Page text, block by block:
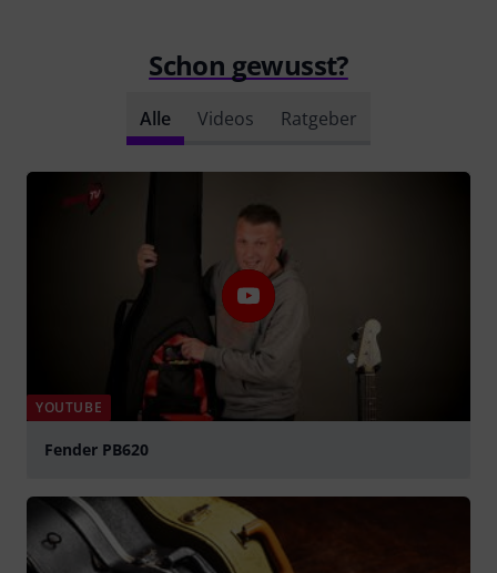
Schon gewusst?
Alle Videos Ratgeber
YOUTUBE
Fender PB620